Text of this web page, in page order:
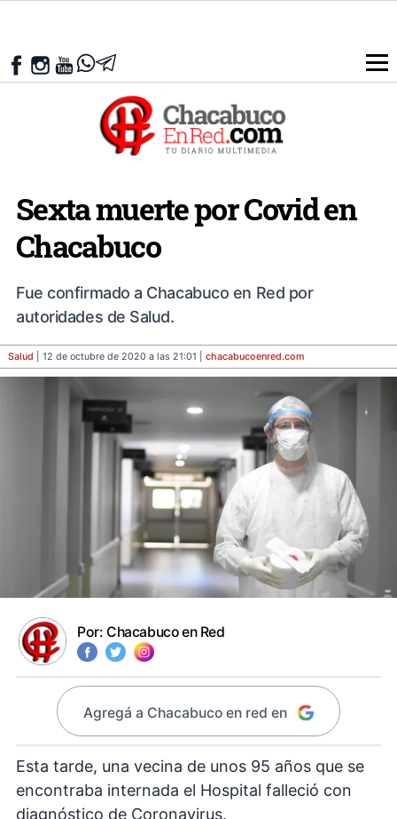
Sexta muerte por Covid en
Chacabuco
Fue confirmado a Chacabuco en Red por
autoridades de Salud.
Salud | 12 de octubre de 2020 a las 21:01 | chacabucoenred.com
Por: Chacabuco en Red
Agregá a Chacabuco en red en
Esta tarde, una vecina de unos 95 años que se
encontraba internada el Hospital falleció con
diagnóstico de Coronavirus.